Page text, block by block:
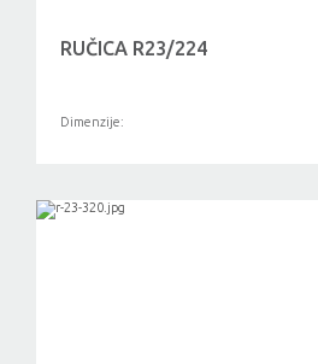
RUČICA R23/224
Dimenzije: